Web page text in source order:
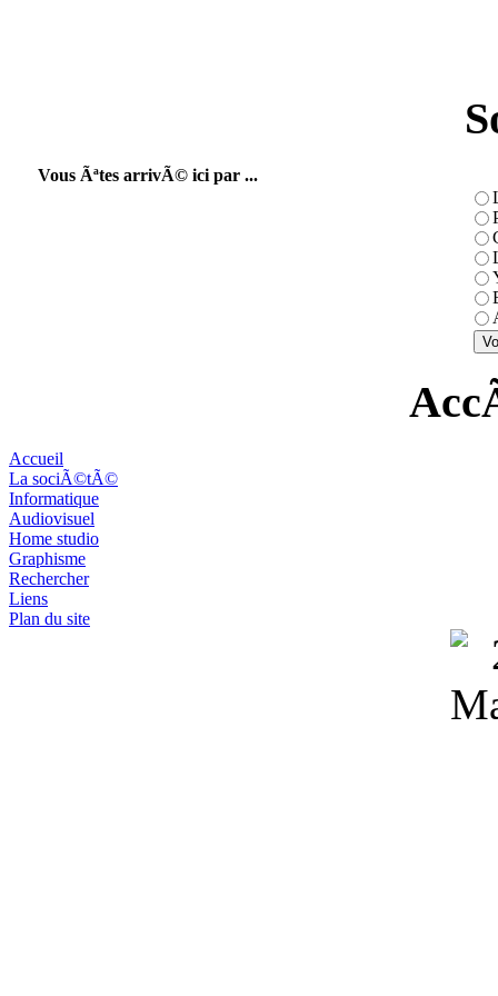
Vous Ãªtes arrivÃ© ici par ...
Accueil
La sociÃ©tÃ©
Informatique
Audiovisuel
Home studio
Graphisme
Rechercher
Liens
Plan du site